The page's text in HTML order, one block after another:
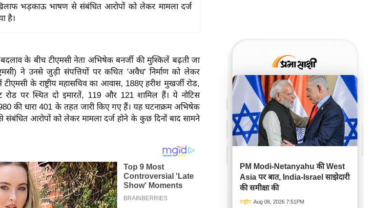
भड़काऊ भाषण से संबंधित आरोपों को लेकर मामला दर्ज
है।
के बीच टीएमसी नेता अभिषेक बनर्जी की मुश्किलें बढ़ती जा
ने उनसे जुड़ी संपत्तियों पर कथित 'अवैध' निर्माण को लेकर
टीएमसी के राष्ट्रीय महासचिव का आवास, 188ए हरीश मुखर्जी रोड,
रोड पर स्थित दो इमारतें, 119 और 121 शामिल हैं। ये नोटिस
की धारा 401 के तहत जारी किए गए हैं। यह घटनाक्रम अभिषेक
आरोपों को लेकर मामला दर्ज होने के कुछ दिनों बाद सामने
PM Modi-Netanyahu की West
Asia पर बात, India-Israel साझेदारी
की समीक्षा की
राष्ट्रीय Aug 06, 2026 7:51PM